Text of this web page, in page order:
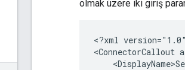
olmak üzere iki giriş
<?xml version="1.0"
<ConnectorCallout